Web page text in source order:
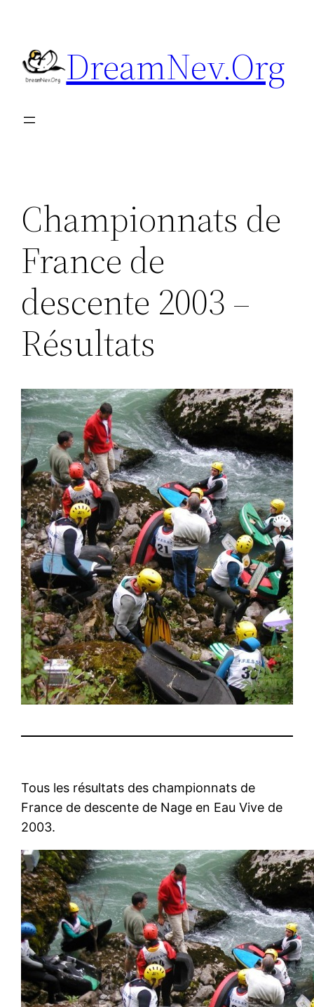
contenu
DreamNev.Org
Championnats de
France de
descente 2003 –
Résultats
Tous les résultats des championnats de
France de descente de Nage en Eau Vive de
2003.